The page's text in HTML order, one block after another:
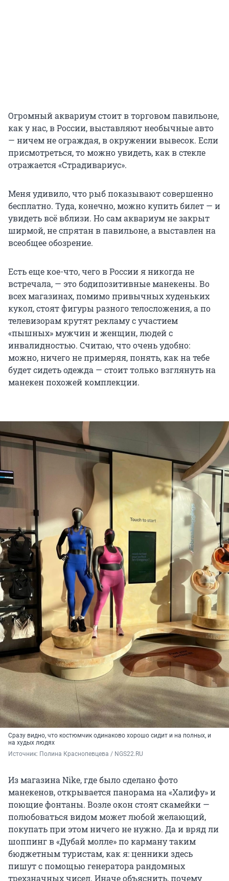
Огромный аквариум стоит в торговом павильоне,
как у нас, в России, выставляют необычные авто
— ничем не ограждая, в окружении вывесок. Если
присмотреться, то можно увидеть, как в стекле
отражается «Страдивариус».
Меня удивило, что рыб показывают совершенно
бесплатно. Туда, конечно, можно купить билет — и
увидеть всё вблизи. Но сам аквариум не закрыт
ширмой, не спрятан в павильоне, а выставлен на
всеобщее обозрение.
Есть еще кое-что, чего в России я никогда не
встречала, — это бодипозитивные манекены. Во
всех магазинах, помимо привычных худеньких
кукол, стоят фигуры разного телосложения, а по
телевизорам крутят рекламу с участием
«пышных» мужчин и женщин, людей с
инвалидностью. Считаю, что очень удобно:
можно, ничего не примеряя, понять, как на тебе
будет сидеть одежда — стоит только взглянуть на
манекен похожей комплекции.
Сразу видно, что костюмчик одинаково хорошо сидит и на полных, и
на худых людях
Источник: Полина Краснопевцева / NGS22.RU
Из магазина Nike, где было сделано фото
манекенов, открывается панорама на «Халифу» и
поющие фонтаны. Возле окон стоят скамейки —
полюбоваться видом может любой желающий,
покупать при этом ничего не нужно. Да и вряд ли
шоппинг в «Дубай молле» по карману таким
бюджетным туристам, как я: ценники здесь
пишут с помощью генератора рандомных
трехзначных чисел. Иначе объяснить, почему